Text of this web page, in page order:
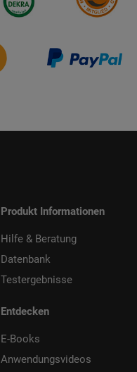
Produkt Informationen
Hilfe & Beratung
Datenbank
Testergebnisse
Entdecken
E-Books
Anwendungsvideos